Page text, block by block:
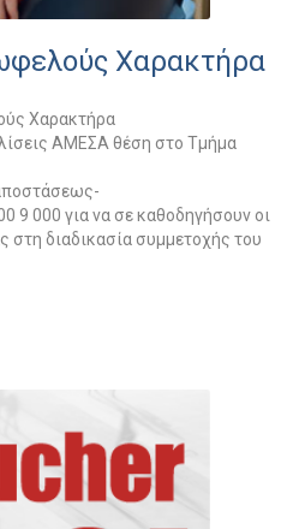
Χαρακτήρα
Χαρακτήρα
ΑΜΕΣΑ θέση στο Τμήμα
000 για να σε καθοδηγήσουν οι
στη διαδικασία συμμετοχής του